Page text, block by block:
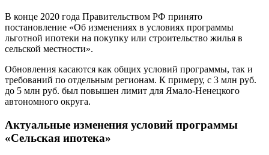
В конце 2020 года Правительством РФ принято
постановление «Об изменениях в условиях программы
льготной ипотеки на покупку или строительство жилья в
сельской местности».
Обновления касаются как общих условий программы, так и
требований по отдельным регионам. К примеру, с 3 млн руб.
до 5 млн руб. был повышен лимит для Ямало-Ненецкого
автономного округа.
Актуальные изменения условий программы
«Сельская ипотека»